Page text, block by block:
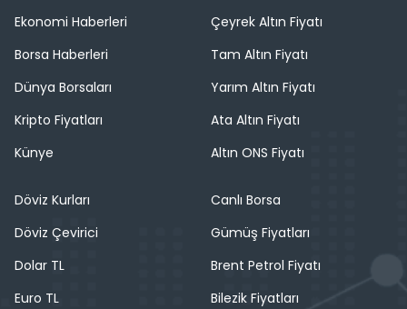
Ekonomi Haberleri
Borsa Haberleri
Dünya Borsaları
Kripto Fiyatları
Künye
Çeyrek Altın Fiyatı
Tam Altın Fiyatı
Yarım Altın Fiyatı
Ata Altın Fiyatı
Altın ONS Fiyatı
Döviz Kurları
Döviz Çevirici
Dolar TL
Euro TL
Canlı Borsa
Gümüş Fiyatları
Brent Petrol Fiyatı
Bilezik Fiyatları